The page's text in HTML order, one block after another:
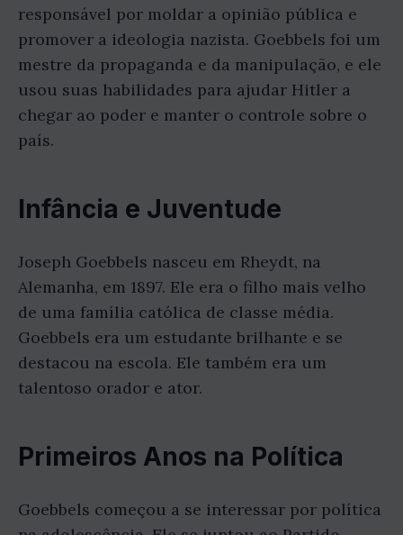
responsável por moldar a opinião pública e
promover a ideologia nazista. Goebbels foi um
mestre da propaganda e da manipulação, e ele
usou suas habilidades para ajudar Hitler a
chegar ao poder e manter o controle sobre o
país.
Infância e Juventude
Joseph Goebbels nasceu em Rheydt, na
Alemanha, em 1897. Ele era o filho mais velho
de uma família católica de classe média.
Goebbels era um estudante brilhante e se
destacou na escola. Ele também era um
talentoso orador e ator.
Primeiros Anos na Política
Goebbels começou a se interessar por política